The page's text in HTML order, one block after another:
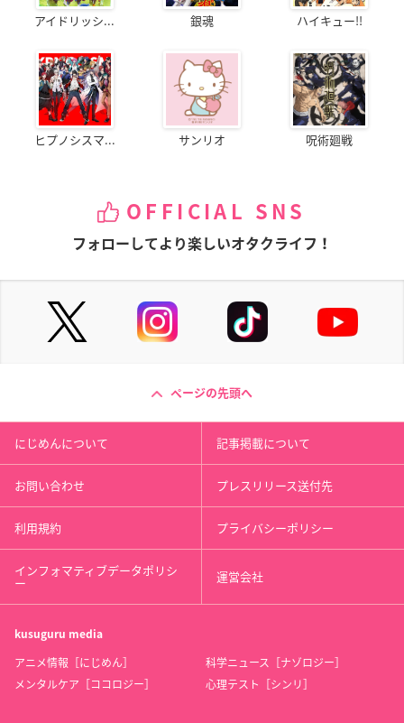
アイドリッシ... 銀魂 ハイキュー!!
ヒプノシスマ... サンリオ 呪術廻戦
OFFICIAL SNS
フォローしてより楽しいオタクライフ！
ページの先頭へ
にじめんについて 記事掲載について
お問い合わせ プレスリリース送付先
利用規約 プライバシーポリシー
インフォマティブデータポリシ
ー 運営会社
kusuguru media
アニメ情報［にじめん］
科学ニュース［ナゾロジー］
メンタルケア［ココロジー］
心理テスト［シンリ］